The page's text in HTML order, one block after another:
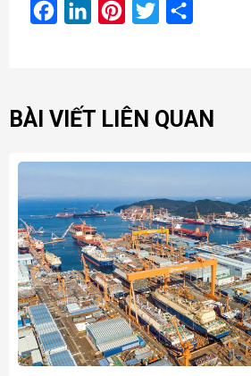
FacebookLinkedInPinterest
Twitter
BÀI VIẾT LIÊN QUAN